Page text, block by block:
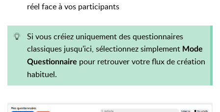
réel face à vos participants
Si vous créiez uniquement des questionnaires
classiques jusqu'ici, sélectionnez simplement Mode
Questionnaire pour retrouver votre flux de création
habituel.